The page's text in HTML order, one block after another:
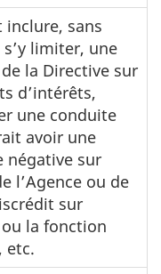
inclure, sans
limiter, une
la Directive sur
d’intérêts,
une conduite
avoir une
négative sur
l’Agence ou de
sur
ou la fonction
etc.